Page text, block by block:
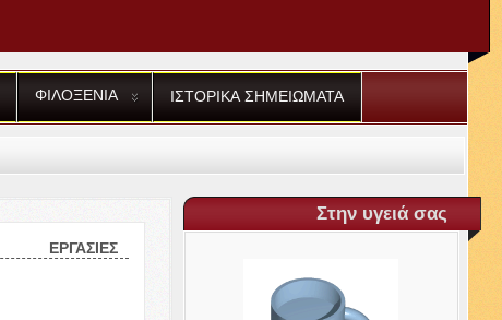
ΦΙΛΟΞΕΝΙΑ ΙΣΤΟΡΙΚΑ ΣΗΜΕΙΩΜΑΤΑ
ΕΡΓΑΣΙΕΣ
Στην υγειά σας